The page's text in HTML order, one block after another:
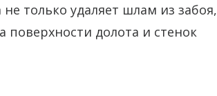
только удаляет шлам из забоя,
долота и стенок